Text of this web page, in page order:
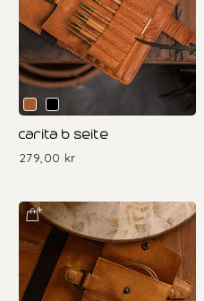
carita b seite
279,00 kr